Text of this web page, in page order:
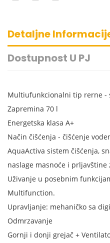
Detaljne
Dostupnost U PJ
Multiufunkcionalni tip rerne -
Zapremina 70 l
Energetska klasa A+
Način čišćenja - čišćenje
AquaActiva sistem čišćenja,
naslage masnoće i prljavštine
Uživanje u posebnim
Multifunction.
Upravljanje: mehaničko sa
Odmrzavanje
Gornji i donji grejač +